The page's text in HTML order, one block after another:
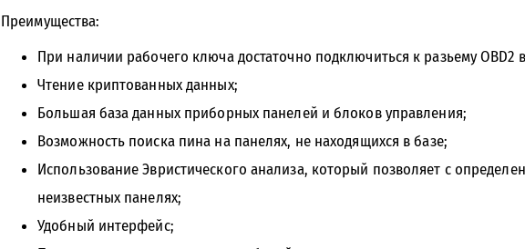
Преимущества:
При наличии рабочего ключа достаточно подключиться к разьему OBD2
Чтение криптованных данных;
Большая база данных приборных панелей и блоков управления;
Возможность поиска пина на панелях, не находящихся в базе;
Использование Эвристического анализа, который позволяет с
неизвестных панелях;
Удобный интерфейс;